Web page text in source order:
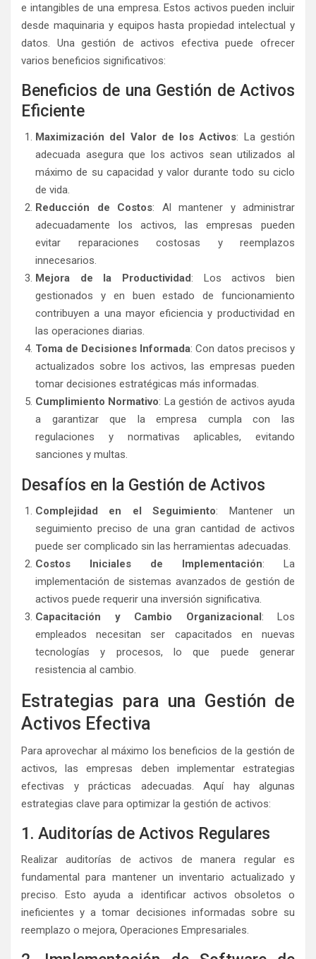
e intangibles de una empresa. Estos activos pueden incluir
desde maquinaria y equipos hasta propiedad intelectual y
datos. Una gestión de activos efectiva puede ofrecer
varios beneficios significativos:
Beneficios de una Gestión de Activos
Eficiente
Maximización del Valor de los Activos: La gestión
adecuada asegura que los activos sean utilizados al
máximo de su capacidad y valor durante todo su ciclo
de vida.
Reducción de Costos: Al mantener y administrar
adecuadamente los activos, las empresas pueden
evitar reparaciones costosas y reemplazos
innecesarios.
Mejora de la Productividad: Los activos bien
gestionados y en buen estado de funcionamiento
contribuyen a una mayor eficiencia y productividad en
las operaciones diarias.
Toma de Decisiones Informada: Con datos precisos y
actualizados sobre los activos, las empresas pueden
tomar decisiones estratégicas más informadas.
Cumplimiento Normativo: La gestión de activos ayuda
a garantizar que la empresa cumpla con las
regulaciones y normativas aplicables, evitando
sanciones y multas.
Desafíos en la Gestión de Activos
Complejidad en el Seguimiento: Mantener un
seguimiento preciso de una gran cantidad de activos
puede ser complicado sin las herramientas adecuadas.
Costos Iniciales de Implementación: La
implementación de sistemas avanzados de gestión de
activos puede requerir una inversión significativa.
Capacitación y Cambio Organizacional: Los
empleados necesitan ser capacitados en nuevas
tecnologías y procesos, lo que puede generar
resistencia al cambio.
Estrategias para una Gestión de
Activos Efectiva
Para aprovechar al máximo los beneficios de la gestión de
activos, las empresas deben implementar estrategias
efectivas y prácticas adecuadas. Aquí hay algunas
estrategias clave para optimizar la gestión de activos:
1. Auditorías de Activos Regulares
Realizar auditorías de activos de manera regular es
fundamental para mantener un inventario actualizado y
preciso. Esto ayuda a identificar activos obsoletos o
ineficientes y a tomar decisiones informadas sobre su
reemplazo o mejora, Operaciones Empresariales.